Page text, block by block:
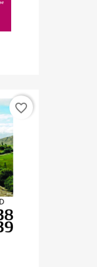
favorite_border